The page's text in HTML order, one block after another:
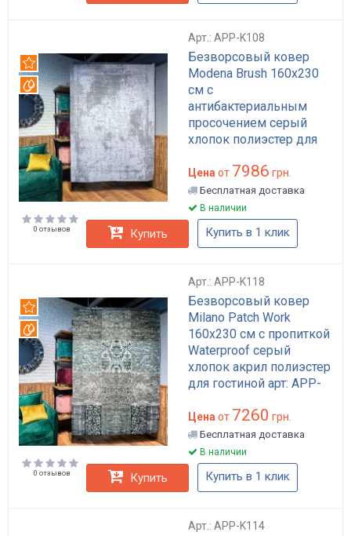
Арт.: APP-K108
Безворсовый ковер
Modena Brush 160x230
см с
антибактериальным
просочением серый
хлопок полиэстер для
K108
Рекомендуем
Вотерпруф
Цена от 7986 грн.
Бесплатная доставка
В наличии
0 отзывов Купить Купить в 1 клик
Арт.: APP-K118
Безворсовый ковер
Milano Patch Work
160x230 см с пропиткой
Waterproof серый
хлопок акрил полиэстер
для гостиной арт: APP-
Рекомендуем
Вотерпруф
Цена от 7260 грн.
Бесплатная доставка
В наличии
0 отзывов Купить Купить в 1 клик
Арт.: APP-K114